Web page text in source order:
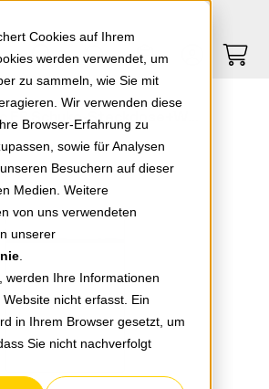
Cookies auf Ihrem
werden verwendet, um
zu sammeln, wie Sie mit
Wir verwenden diese
Browser-Erfahrung zu
sowie für Analysen
Besuchern auf dieser
Medien. Weitere
von uns verwendeten
unserer
werden Ihre Informationen
nicht erfasst. Ein
in Ihrem Browser gesetzt, um
Sie nicht nachverfolgt
Springe zum Footer
0